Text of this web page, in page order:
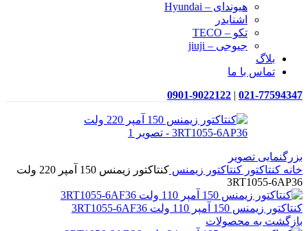
هیوندای – Hyundai
اشنایدر
تکو – TECO
جیوجی – jiuji
بلاگ
تماس با ما
021-77594347
|
0901-9022122
بزرگنمایی تصویر
خانه کنتاکتور کنتاکتور زیمنس
کنتاکتور زیمنس 150 آمپر 220 ولت
3RT1055-6AP36
کنتاکتور زیمنس 150 آمپر 110 ولت 3RT1055-6AF36
بازگشت به محصولات